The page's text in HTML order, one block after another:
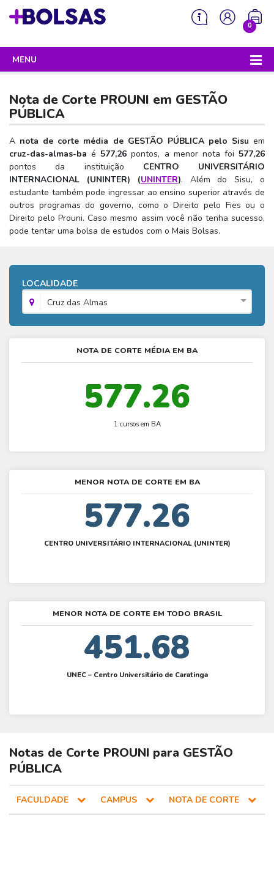
0
Sua mochila está vazia!
MENU
ENEM
Enem 2026 - Tudo o que você precisa saber
Enem – O que é
Enem – Quem pode fazer
Enem – Para que serve
Enem – Como se preparar
Enem – Cartilha redação
Hora do Enem – O que é
Enem – Gabarito oficial
SISU
Sisu 2026 – Tudo o que você precisa saber
SISU – O que é
SISU – Quem pode participar
SISU – Como se inscrever
SISU – Universidades participantes
SISU - Simulador
PROUNI
Prouni 2026 – Tudo o que você precisa saber
Prouni – O que é
Prouni – Quem pode participar
Prouni – Lista de espera
Prouni - Universidades participantes
Prouni – Simulador
FIES
Fies e P-Fies 2026 – Tudo o que você precisa saber
Fies – O que é
Fies – Como fazer a inscrição
Fies e Prouni – Diferença
Fies - Simulador
PRONATEC
SISUTEC
ENARE
Nota de Corte PROUNI em GESTÃO
PÚBLICA
A nota de corte média de GESTÃO PÚBLICA pelo Sisu em
cruz-das-almas-ba é 577,26 pontos, a menor nota foi 577,26
pontos da instituição CENTRO UNIVERSITÁRIO
INTERNACIONAL (UNINTER) (UNINTER). Além do Sisu, o
estudante também pode ingressar ao ensino superior através de
outros programas do governo, como o Direito pelo Fies ou o
Direito pelo Prouni. Caso mesmo assim você não tenha sucesso,
pode tentar uma bolsa de estudos com o Mais Bolsas.
LOCALIDADE
Cruz das Almas
NOTA DE CORTE MÉDIA EM BA
577.26
1 cursos em BA
MENOR NOTA DE CORTE EM BA
577.26
CENTRO UNIVERSITÁRIO INTERNACIONAL (UNINTER)
MENOR NOTA DE CORTE EM TODO BRASIL
451.68
UNEC – Centro Universitário de Caratinga
Notas de Corte PROUNI para GESTÃO
PÚBLICA
FACULDADE CAMPUS NOTA DE CORTE